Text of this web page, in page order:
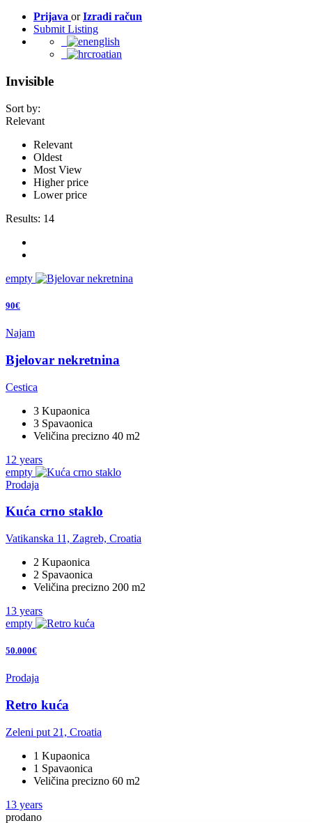
Prijava orIzradi račun
Submit Listing
english
croatian
Invisible
Sort by:
Relevant
Relevant
Oldest
Most View
Higher price
Lower price
Results: 14
empty
90€
Najam
Bjelovar nekretnina
Cestica
3 Kupaonica
3 Spavaonica
Veličina precizno 40 m2
12 years
empty
Prodaja
Kuća crno staklo
Vatikanska 11, Zagreb, Croatia
2 Kupaonica
2 Spavaonica
Veličina precizno 200 m2
13 years
empty
50.000€
Prodaja
Retro kuća
Zeleni put 21, Croatia
1 Kupaonica
1 Spavaonica
Veličina precizno 60 m2
13 years
prodano